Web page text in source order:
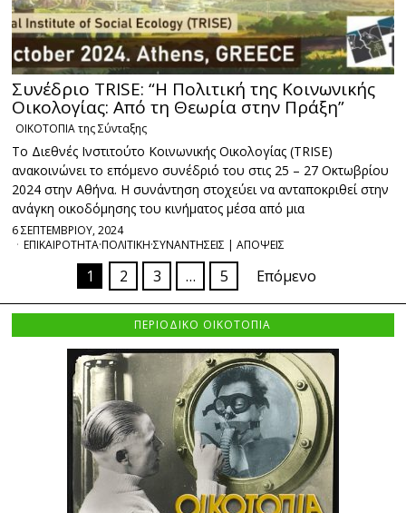
Συνέδριο TRISE: “Η Πολιτική της Κοινωνικής
Οικολογίας: Από τη Θεωρία στην Πράξη”
ΟΙΚΟΤΟΠΙΑ της Σύνταξης
Το Διεθνές Ινστιτούτο Κοινωνικής Οικολογίας (TRISE)
ανακοινώνει το επόμενο συνέδριό του στις 25 – 27 Οκτωβρίου
2024 στην Αθήνα. Η συνάντηση στοχεύει να ανταποκριθεί στην
ανάγκη οικοδόμησης του κινήματος μέσα από μια
6 ΣΕΠΤΕΜΒΡΙΟΥ, 2024
ΕΠΙΚΑΙΡΟΤΗΤΑ·ΠΟΛΙΤΙΚΗ·ΣΥΝΑΝΤΗΣΕΙΣ | ΑΠΟΨΕΙΣ
1 2 3 … 5 Επόμενο
ΠΕΡΙΟΔΙΚΟ ΟΙΚΟΤΟΠΙΑ